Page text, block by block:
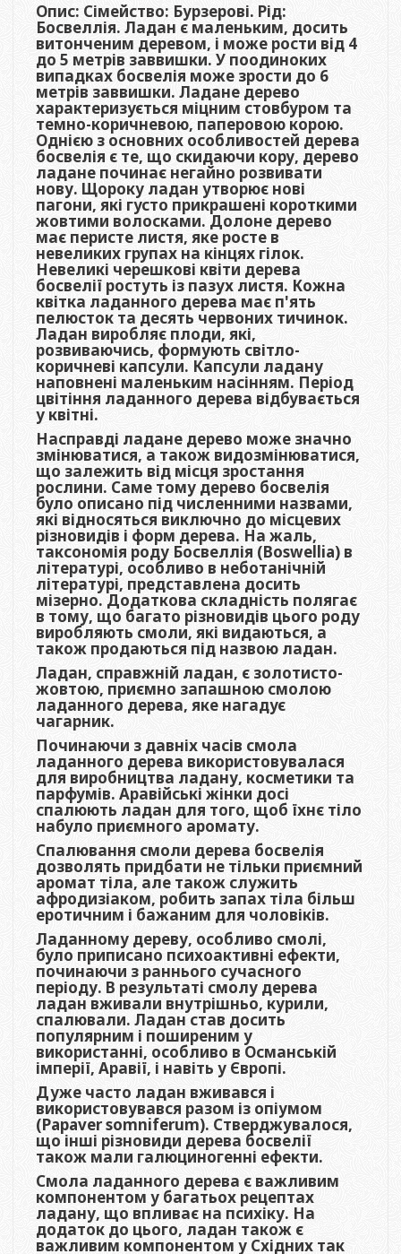
Опис: Сімейство: Бурзерові. Рід:
Босвеллія. Ладан є маленьким, досить
витонченим деревом, і може рости від 4
до 5 метрів заввишки. У поодиноких
випадках босвелія може зрости до 6
метрів заввишки. Ладане дерево
характеризується міцним стовбуром та
темно-коричневою, паперовою корою.
Однією з основних особливостей дерева
босвелія є те, що скидаючи кору, дерево
ладане починає негайно розвивати
нову. Щороку ладан утворює нові
пагони, які густо прикрашені короткими
жовтими волосками. Долоне дерево
має перисте листя, яке росте в
невеликих групах на кінцях гілок.
Невеликі черешкові квіти дерева
босвелії ростуть із пазух листя. Кожна
квітка ладанного дерева має п'ять
пелюсток та десять червоних тичинок.
Ладан виробляє плоди, які,
розвиваючись, формують світло-
коричневі капсули. Капсули ладану
наповнені маленьким насінням. Період
цвітіння ладанного дерева відбувається
у квітні.
Насправді ладане дерево може значно
змінюватися, а також видозмінюватися,
що залежить від місця зростання
рослини. Саме тому дерево босвелія
було описано під численними назвами,
які відносяться виключно до місцевих
різновидів і форм дерева. На жаль,
таксономія роду Босвеллія (Boswellia) в
літературі, особливо в неботанічній
літературі, представлена досить
мізерно. Додаткова складність полягає
в тому, що багато різновидів цього роду
виробляють смоли, які видаються, а
також продаються під назвою ладан.
Ладан, справжній ладан, є золотисто-
жовтою, приємно запашною смолою
ладанного дерева, яке нагадує
чагарник.
Починаючи з давніх часів смола
ладанного дерева використовувалася
для виробництва ладану, косметики та
парфумів. Аравійські жінки досі
спалюють ладан для того, щоб їхнє тіло
набуло приємного аромату.
Спалювання смоли дерева босвелія
дозволять придбати не тільки приємний
аромат тіла, але також служить
афродизіаком, робить запах тіла більш
еротичним і бажаним для чоловіків.
Ладанному дереву, особливо смолі,
було приписано психоактивні ефекти,
починаючи з раннього сучасного
періоду. В результаті смолу дерева
ладан вживали внутрішньо, курили,
спалювали. Ладан став досить
популярним і поширеним у
використанні, особливо в Османській
імперії, Аравії, і навіть у Європі.
Дуже часто ладан вживався і
використовувався разом із опіумом
(Papaver somniferum). Стверджувалося,
що інші різновиди дерева босвелії
також мали галюциногенні ефекти.
Смола ладанного дерева є важливим
компонентом у багатьох рецептах
ладану, що впливає на психіку. На
додаток до цього, ладан також є
важливим компонентом у Східних так